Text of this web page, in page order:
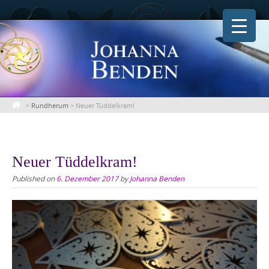
Skip
to
content
> Rundherum > Neuer Tüddelkram!
Neuer Tüddelkram!
Published on6. Dezember 2017byJohanna Benden